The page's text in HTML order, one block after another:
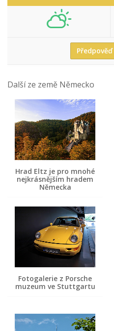
Další ze země Německo
Hrad Eltz je pro mnohé
nejkrásnějším hradem
Německa
Fotogalerie z Porsche
muzeum ve Stuttgartu